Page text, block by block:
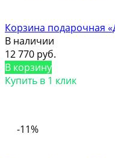
Корзина подарочная
В наличии
12 770 руб.
В корзину
Купить в 1 клик
-11%